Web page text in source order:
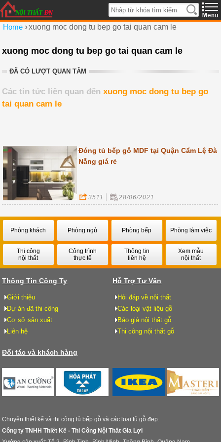
Home ›xuong moc dong tu bep go tai quan cam le
xuong moc dong tu bep go tai quan cam le
ĐÃ CÓ LƯỢT QUAN TÂM
Các tin tức liên quan đếnxuong moc dong tu bep go
tai quan cam le
Đóng tủ bếp gỗ MDF tại Quận Cẩm Lệ Đà
Nẵng giá rẻ
3511 28/06/2021
Phòng khách Phòng ngủ Phòng bếp Phòng làm việc
Thi công
nội thất
Công trình
thực tế
Thông tin
liên hệ
Xem mẫu
nội thất
Thông Tin Công Ty
Giới thiệu
Dự án đã thi công
Cơ sở sản xuất
Liên hệ
Hỗ Trợ Tư Vấn
Hỏi đáp về nội thất
Các loại vật liệu gỗ
Báo giá nội thất gỗ
Thi công nội thất gỗ
Đối tác và khách hàng
Chuyên thiết kế và thi công tủ bếp gỗ và các loại tủ gỗ đẹp.
Công ty TNHH Thiết Kế - Thi Công Nội Thất Gia Lợi